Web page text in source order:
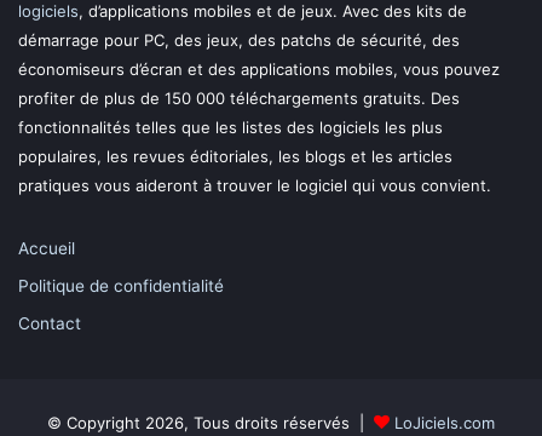
logiciels, d’applications mobiles et de jeux. Avec des kits de
démarrage pour PC, des jeux, des patchs de sécurité, des
économiseurs d’écran et des applications mobiles, vous pouvez
profiter de plus de 150 000 téléchargements gratuits. Des
fonctionnalités telles que les listes des logiciels les plus
populaires, les revues éditoriales, les blogs et les articles
pratiques vous aideront à trouver le logiciel qui vous convient.
Accueil
Politique de confidentialité
Contact
© Copyright 2026, Tous droits réservés | LoJiciels.com